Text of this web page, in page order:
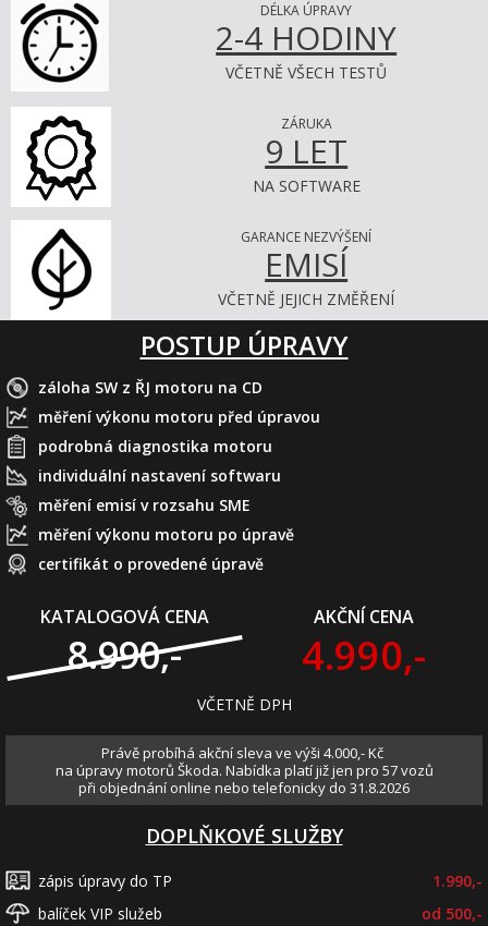
DÉLKA ÚPRAVY
2-4 HODINY
VČETNĚ VŠECH TESTŮ
ZÁRUKA
9 LET
NA SOFTWARE
GARANCE NEZVÝŠENÍ
EMISÍ
VČETNĚ JEJICH ZMĚŘENÍ
POSTUP ÚPRAVY
záloha SW z ŘJ motoru na CD
měření výkonu motoru před úpravou
podrobná diagnostika motoru
individuální nastavení softwaru
měření emisí v rozsahu SME
měření výkonu motoru po úpravě
certifikát o provedené úpravě
KATALOGOVÁ CENA
8.990,-
AKČNÍ CENA
4.990,-
VČETNĚ DPH
Právě probíhá akční sleva ve výši 4.000,- Kč
na úpravy motorů Škoda. Nabídka platí již jen pro 57 vozů
při objednání online nebo telefonicky do 31.8.2026
DOPLŇKOVÉ SLUŽBY
zápis úpravy do TP
balíček VIP služeb
1.990,-
od 500,-